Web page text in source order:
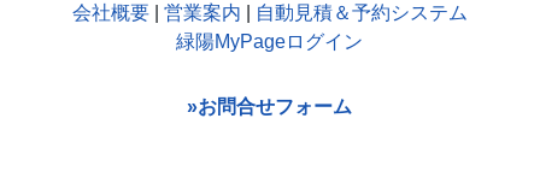
会社概要| 営業案内
自動見積＆予約システム
緑陽MyPageログイン
»お問合せフォーム